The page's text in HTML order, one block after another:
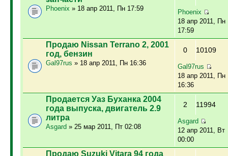
Phoenix » 18 апр 2011, Пн 17:59
Phoenix
18 апр 2011, Пн
17:59
Продаю Nissan Terrano 2, 2001
год, бензин
Gal97rus » 18 апр 2011, Пн 16:36
0 10109
Gal97rus
18 апр 2011, Пн
16:36
Продается Уаз Буханка 2004
года выпуска, двигатель 2.9
литра
Asgard » 25 мар 2011, Пт 02:08
2 11994
Asgard
12 апр 2011, Вт
00:00
Продаю Suzuki Vitara 94 года